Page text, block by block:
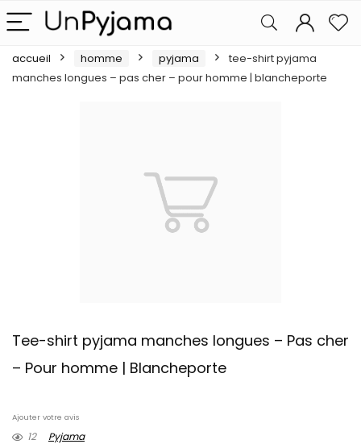
accueil homme pyjama
tee-shirt pyjama
manches longues – pas cher – pour homme | blancheporte
Tee-shirt pyjama manches longues – Pas cher
– Pour homme | Blancheporte
Ajouter votre avis
12 Pyjama